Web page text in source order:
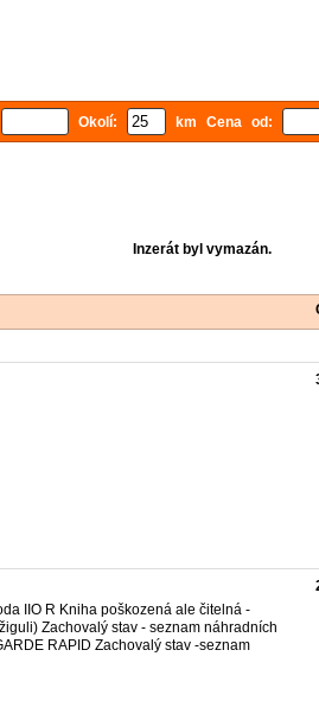
Okolí: km Cena od:
Inzerát byl vymazán.
IIO R Kniha poškozená ale čitelná -
Zachovalý stav - seznam náhradních
RAPID Zachovalý stav -seznam